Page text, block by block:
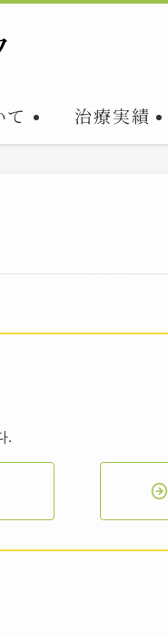
て 治療実績
.